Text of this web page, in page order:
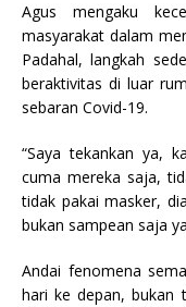
Agus mengaku
masyarakat dalam
Padahal, langkah
beraktivitas di luar
sebaran Covid-19.
“Saya tekankan ya,
cuma mereka saja,
tidak pakai masker,
bukan sampean saja
Andai fenomena
hari ke depan, bukan